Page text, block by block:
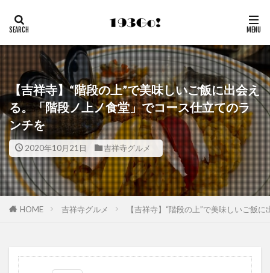
【吉祥寺】“階段の上”で美味しいご飯に出会え
る。「階段ノ上ノ食堂」でコース仕立てのラ
ンチを
2020年10月21日 吉祥寺グルメ
HOME 吉祥寺グルメ 【吉祥寺】“階段の上”で美味しいご飯